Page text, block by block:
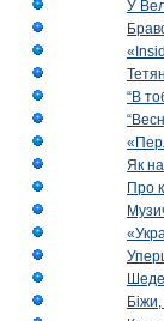
У
“В
Як
Про